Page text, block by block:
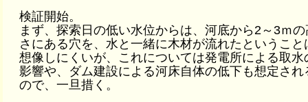
検証開始。
まず、探索日の低い水位からは、河底から2～3ｍの
さにある穴を、水と一緒に木材が流れたということ
想像しにくいが、これについては発電所による取水
影響や、ダム建設による河床自体の低下も想定され
ので、一旦措く。